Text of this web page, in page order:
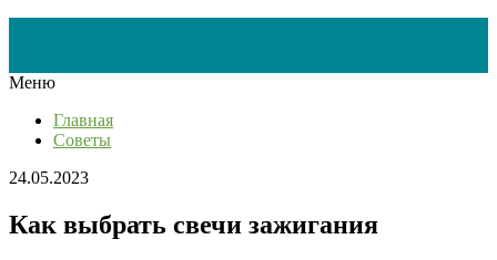
Меню
Главная
Советы
24.05.2023
Как выбрать свечи зажигания